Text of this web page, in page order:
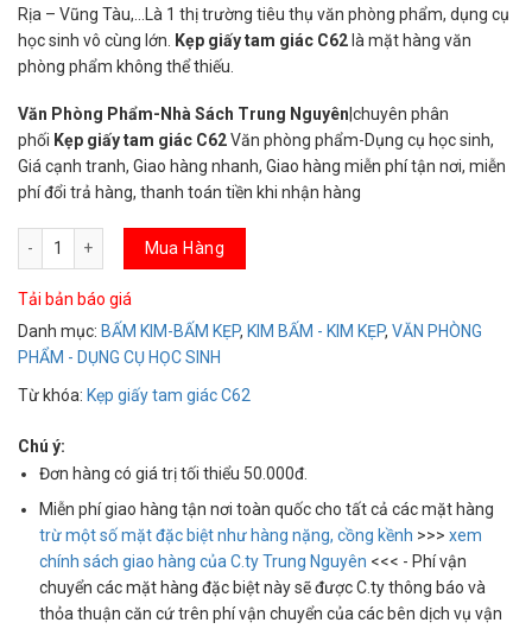
Rịa – Vũng Tàu,…Là 1 thị trường tiêu thụ văn phòng phẩm, dụng cụ
học sinh vô cùng lớn. Kẹp giấy tam giác C62 là mặt hàng văn
phòng phẩm không thể thiếu.
Văn Phòng Phẩm-Nhà Sách Trung Nguyên |chuyên phân
phối Kẹp giấy tam giác C62Văn phòng phẩm-Dụng cụ học sinh,
Giá cạnh tranh, Giao hàng nhanh, Giao hàng miễn phí tận nơi, miễn
phí đổi trả hàng, thanh toán tiền khi nhận hàng
Kẹp giấy tam giác C62 số lượng
Mua Hàng
Tải bản báo giá
Danh mục: BẤM KIM-BẤM KẸP, KIM BẤM - KIM KẸP, VĂN PHÒNG
PHẨM - DỤNG CỤ HỌC SINH
Từ khóa: Kẹp giấy tam giác C62
Chú ý:
Đơn hàng có giá trị tối thiểu 50.000đ.
Miễn phí giao hàng tận nơi toàn quốc cho tất cả các mặt hàng
trừ một số mặt đặc biệt như hàng nặng, cồng kềnh >>>xem
chính sách giao hàng của C.ty Trung Nguyên <<< - Phí vận
chuyển các mặt hàng đặc biệt này sẽ được C.ty thông báo và
thỏa thuận căn cứ trên phí vận chuyển của các bên dịch vụ vận